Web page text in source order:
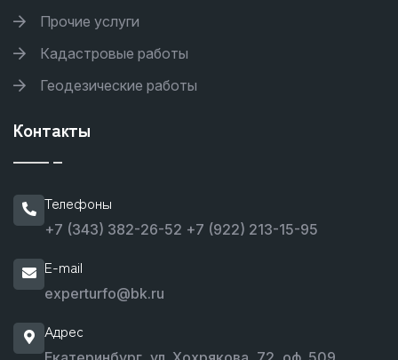
Прочие услуги
Кадастровые работы
Геодезические работы
Контакты
Телефоны
+7 (343) 382-26-52 +7 (922) 213-15-95
E-mail
experturfo@bk.ru
Адрес